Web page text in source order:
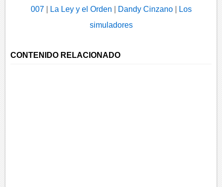
007| La Ley y el Orden Dandy Cinzano|
Los
simuladores
CONTENIDO RELACIONADO